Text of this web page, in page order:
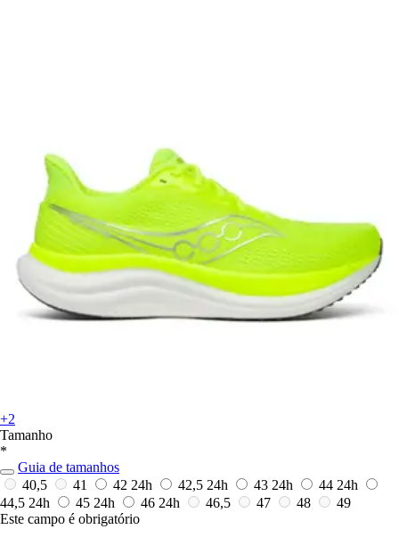
+2
Tamanho
*
Guia de tamanhos
40,5
41 42 24h 42,5 24h 43 24h 44 24h
44,5 24h 45 24h 46 24h 46,5 47 48
49
Este campo é obrigatório